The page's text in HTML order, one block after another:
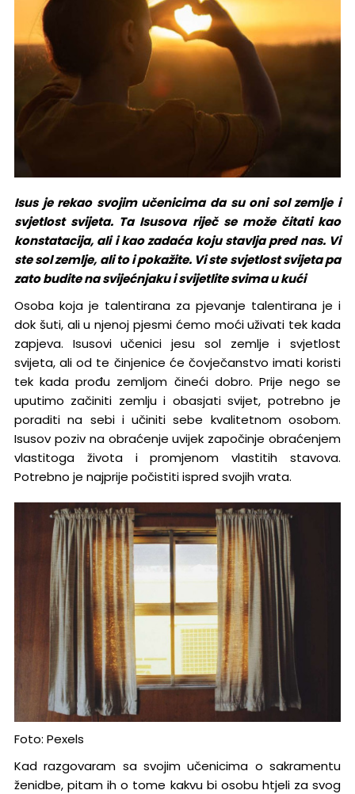
Isus je rekao svojim učenicima da su oni sol zemlje i
svjetlost svijeta. Ta Isusova riječ se može čitati kao
konstatacija, ali i kao zadaća koju stavlja pred nas. Vi
ste sol zemlje, ali to i pokažite. Vi ste svjetlost svijeta pa
zato budite na svijećnjaku i svijetlite svima u kući
Osoba koja je talentirana za pjevanje talentirana je i
dok šuti, ali u njenoj pjesmi ćemo moći uživati tek kada
zapjeva. Isusovi učenici jesu sol zemlje i svjetlost
svijeta, ali od te činjenice će čovječanstvo imati koristi
tek kada prođu zemljom čineći dobro. Prije nego se
uputimo začiniti zemlju i obasjati svijet, potrebno je
poraditi na sebi i učiniti sebe kvalitetnom osobom.
Isusov poziv na obraćenje uvijek započinje obraćenjem
vlastitoga života i promjenom vlastitih stavova.
Potrebno je najprije počistiti ispred svojih vrata.
Foto: Pexels
Kad razgovaram sa svojim učenicima o sakramentu
ženidbe, pitam ih o tome kakvu bi osobu htjeli za svog